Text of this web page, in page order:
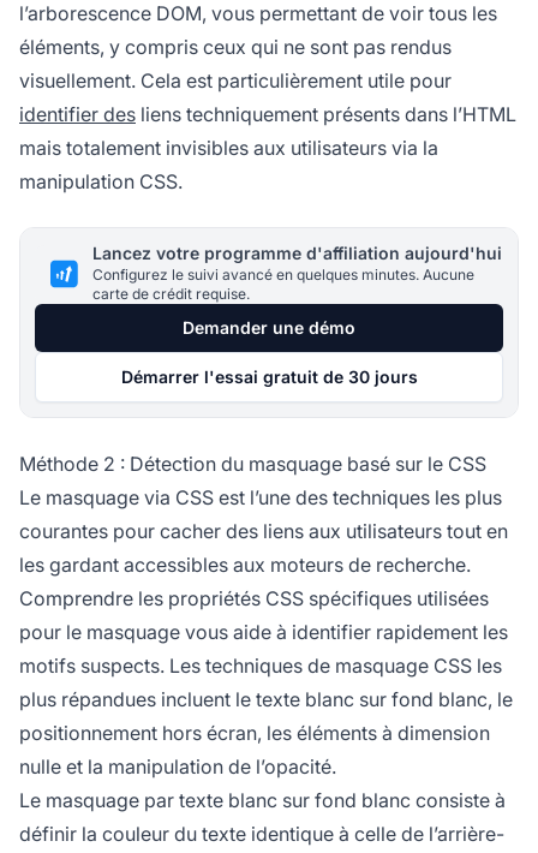
l’arborescence DOM, vous permettant de voir tous les
éléments, y compris ceux qui ne sont pas rendus
visuellement. Cela est particulièrement utile pour
identifier des liens techniquement présents dans l’HTML
mais totalement invisibles aux utilisateurs via la
manipulation CSS.
Lancez votre programme d'affiliation aujourd'hui
Configurez le suivi avancé en quelques minutes. Aucune
carte de crédit requise.
Demander une démo
Démarrer l'essai gratuit de 30 jours
Méthode 2 : Détection du masquage basé sur le CSS
Le masquage via CSS est l’une des techniques les plus
courantes pour cacher des liens aux utilisateurs tout en
les gardant accessibles aux moteurs de recherche.
Comprendre les propriétés CSS spécifiques utilisées
pour le masquage vous aide à identifier rapidement les
motifs suspects. Les techniques de masquage CSS les
plus répandues incluent le texte blanc sur fond blanc, le
positionnement hors écran, les éléments à dimension
nulle et la manipulation de l’opacité.
Le masquage par texte blanc sur fond blanc consiste à
définir la couleur du texte identique à celle de l’arrière-